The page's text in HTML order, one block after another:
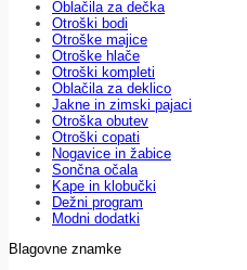
Oblačila za dečka
Otroški bodi
Otroške majice
Otroške hlače
Otroški kompleti
Oblačila za deklico
Jakne in zimski pajaci
Otroška obutev
Otroški copati
Nogavice in žabice
Sončna očala
Kape in klobučki
Dežni program
Modni dodatki
Blagovne znamke